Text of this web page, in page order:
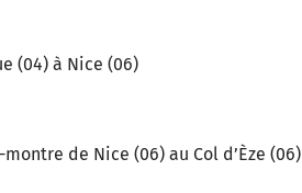
(04) à Nice (06)
de Nice (06) au Col d’Èze (06)